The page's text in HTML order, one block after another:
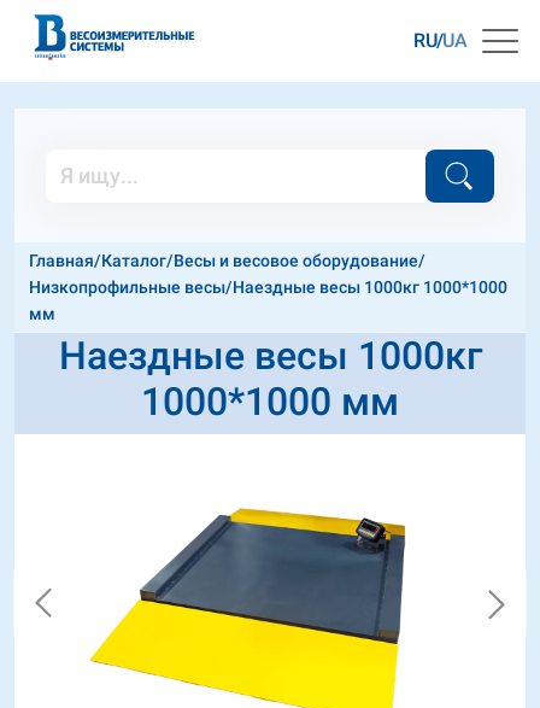
RU UA
Главная/Каталог/Весы и весовое оборудование/
Низкопрофильные весы/Наездные весы 1000кг 1000*1000
мм
Наездные весы 1000кг
1000*1000 мм